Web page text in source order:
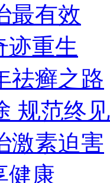
最有效
迹重生
祛癣之路
规范终见
激素迫害
健康